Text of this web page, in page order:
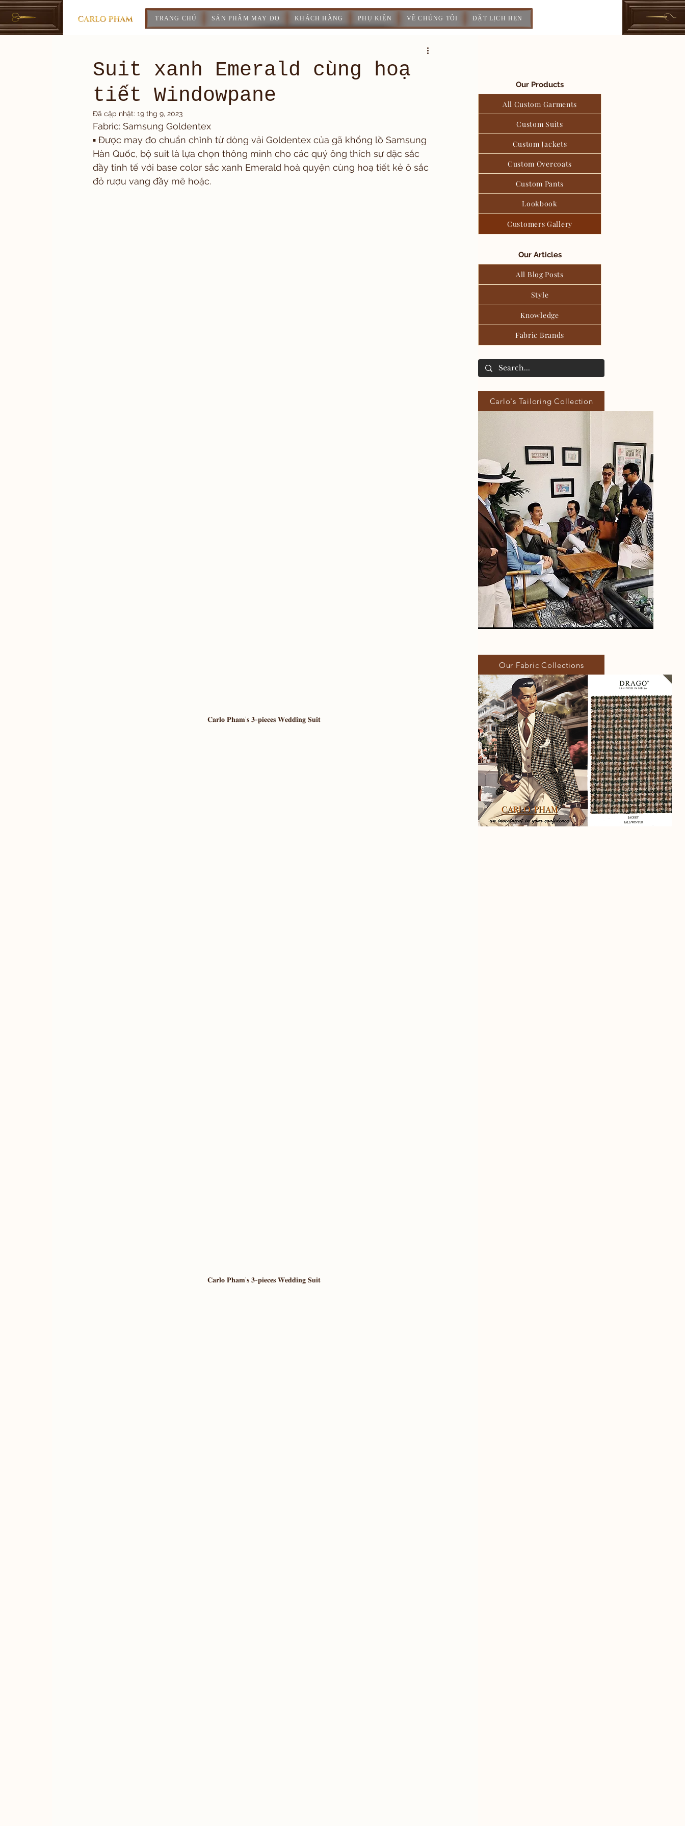
TRANG CHỦ SẢN PHẨM MAY ĐO KHÁCH HÀNG PHỤ KIỆN VỀ CHÚNG TÔI ĐẶT LỊCH HẸN
Suit xanh Emerald cùng hoạ
tiết Windowpane
Đã cập nhật: 19 thg 9, 2023
Fabric: Samsung Goldentex
▪️ Được may đo chuẩn chỉnh từ dòng vải Goldentex của gã khổng lồ Samsung
Hàn Quốc, bộ suit là lựa chọn thông minh cho các quý ông thích sự đặc sắc
đầy tinh tế với base color sắc xanh Emerald hoà quyện cùng hoạ tiết kẻ ô sắc
đỏ rượu vang đầy mê hoặc.
𝐂𝐚𝐫𝐥𝐨 𝐏𝐡𝐚𝐦’𝐬 𝟑-𝐩𝐢𝐞𝐜𝐞𝐬 𝐖𝐞𝐝𝐝𝐢𝐧𝐠 𝐒𝐮𝐢𝐭
𝐂𝐚𝐫𝐥𝐨 𝐏𝐡𝐚𝐦’𝐬 𝟑-𝐩𝐢𝐞𝐜𝐞𝐬 𝐖𝐞𝐝𝐝𝐢𝐧𝐠 𝐒𝐮𝐢𝐭
Our Products
All Custom Garments
Custom Suits
Custom Jackets
Custom Overcoats
Custom Pants
Lookbook
Customers Gallery
Our Articles
All Blog Posts
Style
Knowledge
Fabric Brands
Carlo's Tailoring Collection
Our Fabric Collections